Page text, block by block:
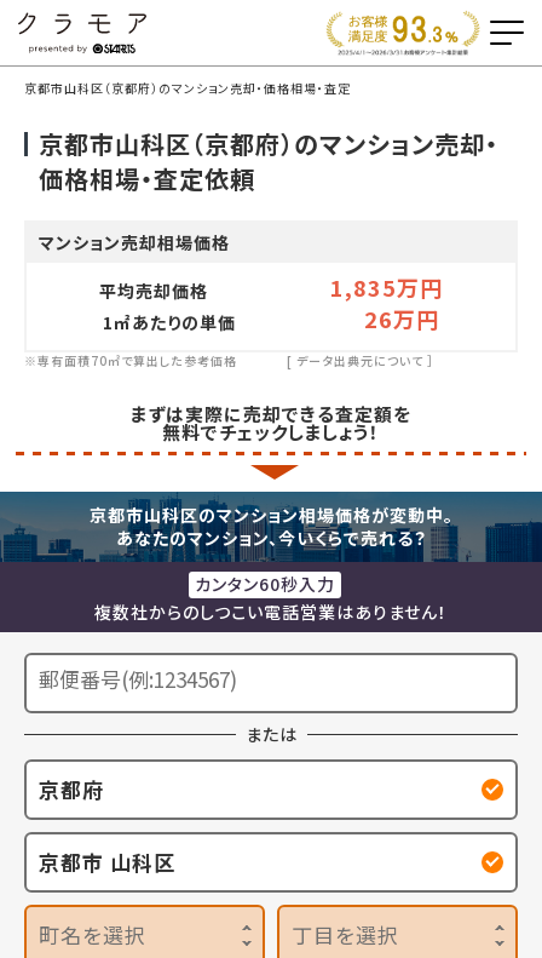
京都市山科区（京都府）のマンション売却・価格相場・査定
京都市山科区（京都府）のマンション売却・
価格相場・査定依頼
マンション売却相場価格
平均売却価格
1,835万円
1㎡あたりの単価 26万円
※専有面積70㎡で算出した参考価格 [ データ出典元について ］
まずは実際に売却できる査定額を
無料でチェックしましょう！
京都市山科区のマンション相場価格が変動中。
あなたのマンション、今いくらで売れる？
カンタン60秒入力
複数社からのしつこい電話営業はありません！
または
京都府
京都市 山科区
町名を選択 丁目を選択